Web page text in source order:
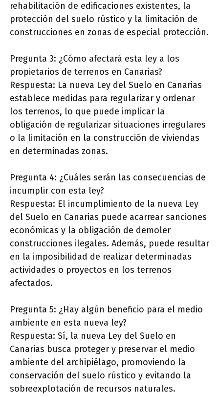
rehabilitación de edificaciones existentes, la
protección del suelo rústico y la limitación de
construcciones en zonas de especial protección.
Pregunta 3: ¿Cómo afectará esta ley a los
propietarios de terrenos en Canarias?
Respuesta: La nueva Ley del Suelo en Canarias
establece medidas para regularizar y ordenar
los terrenos, lo que puede implicar la
obligación de regularizar situaciones irregulares
o la limitación en la construcción de viviendas
en determinadas zonas.
Pregunta 4: ¿Cuáles serán las consecuencias de
incumplir con esta ley?
Respuesta: El incumplimiento de la nueva Ley
del Suelo en Canarias puede acarrear sanciones
económicas y la obligación de demoler
construcciones ilegales. Además, puede resultar
en la imposibilidad de realizar determinadas
actividades o proyectos en los terrenos
afectados.
Pregunta 5: ¿Hay algún beneficio para el medio
ambiente en esta nueva ley?
Respuesta: Sí, la nueva Ley del Suelo en
Canarias busca proteger y preservar el medio
ambiente del archipiélago, promoviendo la
conservación del suelo rústico y evitando la
sobreexplotación de recursos naturales.